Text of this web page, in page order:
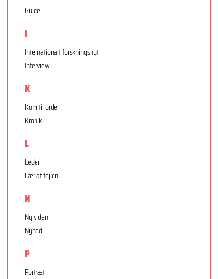
Guide
I
Internationalt forskningsnyt
Interview
K
Kom til orde
Kronik
L
Leder
Lær af fejlen
N
Ny viden
Nyhed
P
Portræt